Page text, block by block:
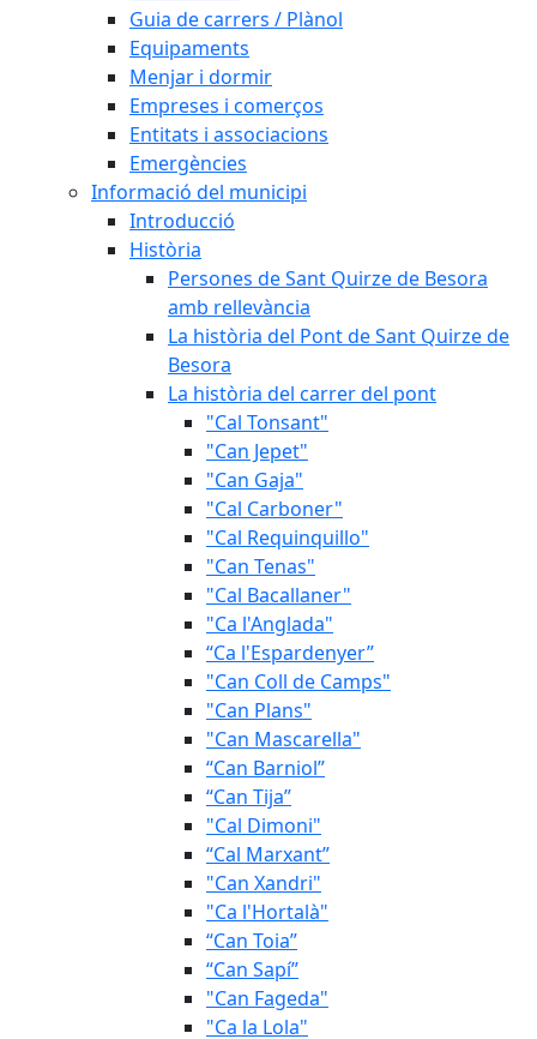
Guia de carrers / Plànol
Equipaments
Menjar i dormir
Empreses i comerços
Entitats i associacions
Emergències
Informació del municipi
Introducció
Història
Persones de Sant Quirze de Besora
amb rellevància
La història del Pont de Sant Quirze de
Besora
La història del carrer del pont
"Cal Tonsant"
"Can Jepet"
"Can Gaja"
"Cal Carboner"
"Cal Requinquillo"
"Can Tenas"
"Cal Bacallaner"
"Ca l'Anglada"
“Ca l'Espardenyer”
"Can Coll de Camps"
"Can Plans"
"Can Mascarella"
“Can Barniol”
“Can Tija”
"Cal Dimoni"
“Cal Marxant”
"Can Xandri"
"Ca l'Hortalà"
“Can Toia”
“Can Sapí”
"Can Fageda"
"Ca la Lola"